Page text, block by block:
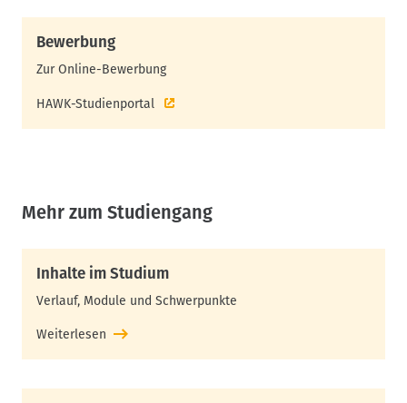
Bewerbung
Zur Online-Bewerbung
HAWK-Studienportal
Mehr zum Studiengang
Inhalte im Studium
Verlauf, Module und Schwerpunkte
Weiterlesen